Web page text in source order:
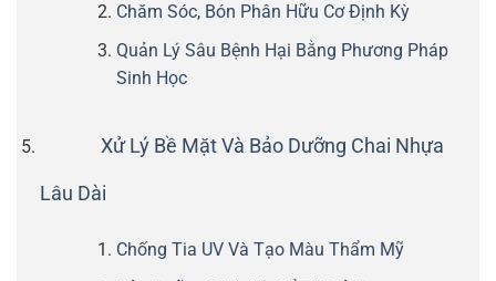
Chăm Sóc, Bón Phân Hữu Cơ Định Kỳ
Quản Lý Sâu Bệnh Hại Bằng Phương Pháp
Sinh Học
Xử Lý Bề Mặt Và Bảo Dưỡng Chai Nhựa
Lâu Dài
Chống Tia UV Và Tạo Màu Thẩm Mỹ